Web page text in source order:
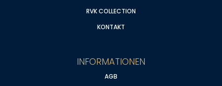
RVK COLLECTION
KONTAKT
INFORMATIONEN
AGB